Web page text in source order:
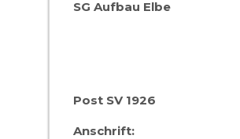
SG Aufbau Elbe
Post SV 1926
Anschrift: